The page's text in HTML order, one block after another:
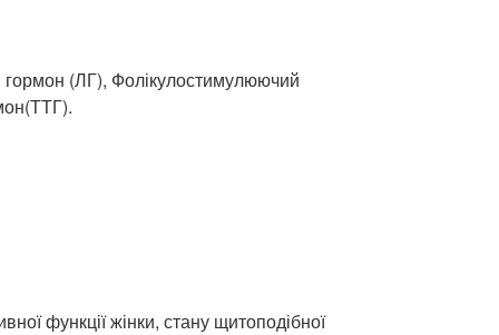
гормон (ЛГ), Фолікулостимулюючий
функції жінки, стану щитоподібної